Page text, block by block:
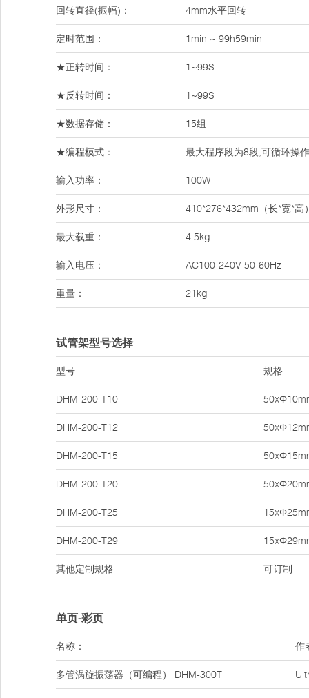
回转直径(振幅)： 4mm水平回转
定时范围： 1min ~ 99h59min
★正转时间： 1~99S
★反转时间： 1~99S
★数据存储： 15组
★编程模式： 最大程序段为8段,可循环操作
输入功率： 100W
外形尺寸： 410*276*432mm（长*宽*高
最大载重： 4.5kg
输入电压： AC100-240V 50-60Hz
重量： 21kg
试管架型号选择
型号 规格
DHM-200-T10
DHM-200-T12
DHM-200-T15
DHM-200-T20
DHM-200-T25
DHM-200-T29
其他定制规格 可订制
单页-彩页
名称： 作
多管涡旋振荡器 （可编程） DHM-300T